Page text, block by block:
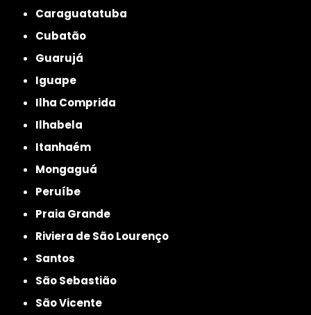
Caraguatatuba
Cubatão
Guarujá
Iguape
Ilha Comprida
Ilhabela
Itanhaém
Mongaguá
Peruíbe
Praia Grande
Riviera de São Lourenço
Santos
São Sebastião
São Vicente